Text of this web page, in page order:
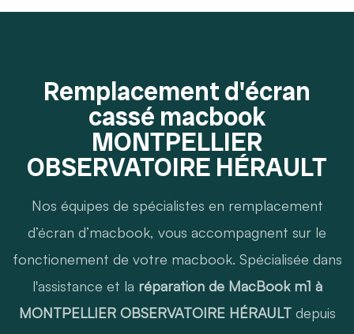
Remplacement d'écran
cassé macbook
MONTPELLIER
OBSERVATOIRE HÉRAULT
Nos équipes de spécialistes en remplacement
d’écran d’macbook, vous accompagnent sur le
fonctionement de votre macbook. Spécialisée dans
l'assistance et la réparation de MacBook m1 à
MONTPELLIER OBSERVATOIRE HÉRAULTdepuis